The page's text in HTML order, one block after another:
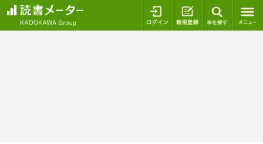
ログイン 新規登録